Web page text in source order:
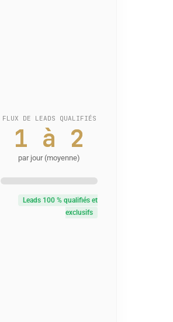
FLUX DE LEADS QUALIFIÉS
1 à 2
par jour (moyenne)
Leads 100 % qualifiés et
exclusifs